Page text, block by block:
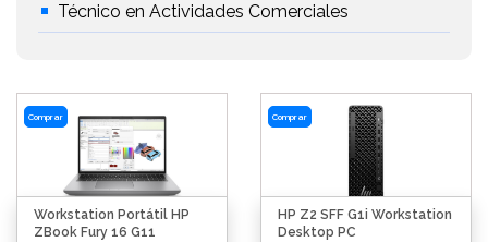
Técnico en Actividades Comerciales
Comprar
Workstation Portátil HP
ZBook Fury 16 G11
Comprar
HP Z2 SFF G1i Workstation
Desktop PC